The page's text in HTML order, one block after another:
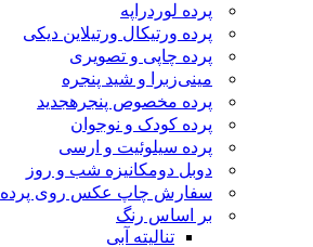
پرده لوردراپه
پرده ورتیکال ورتیلاین دیکی
پرده چاپی و تصویری
مینی‌زبرا و شید پنجره
پرده مخصوص پنجرهجدید
پرده کودک و نوجوان
پرده سیلوئیت و ارسی
دوبل دومکانیزه شب و روز
سفارش چاپ عکس روی پرده
بر اساس رنگ
تنالیته آبی